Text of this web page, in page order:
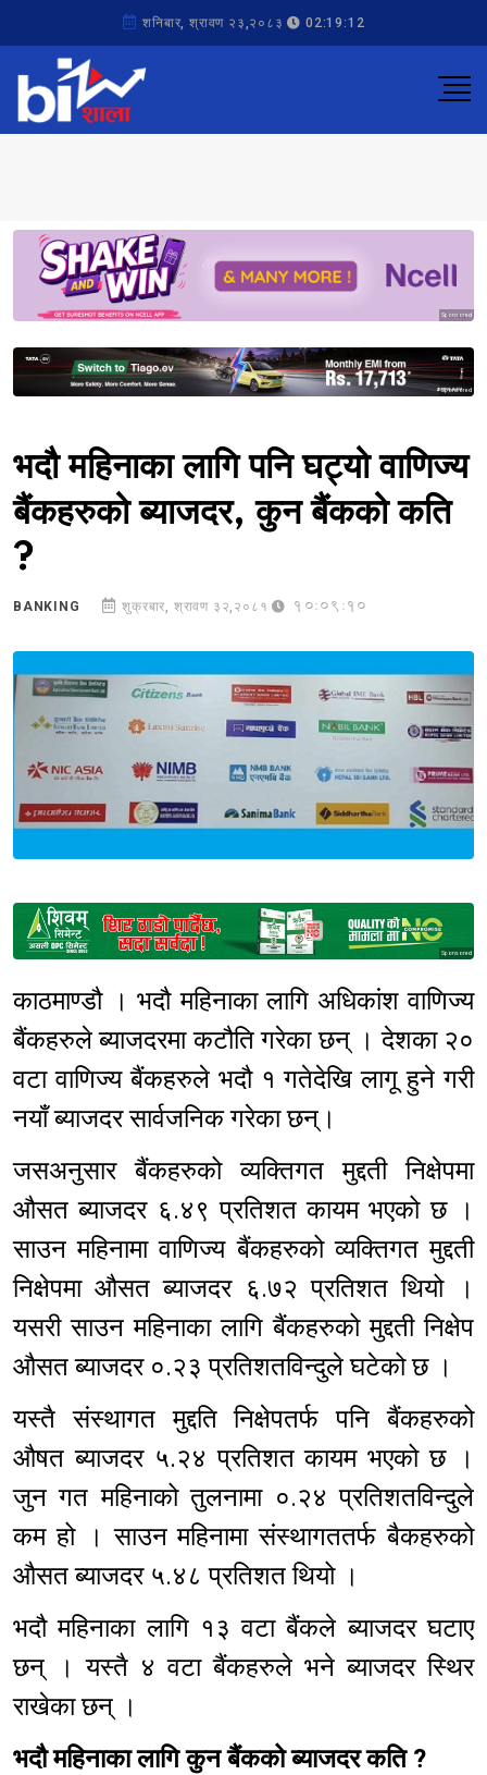
शनिबार, श्रावण २३,२०८३ 02:19:12
Sponsored
Sponsored
भदौ महिनाका लागि पनि घट्यो वाणिज्य
बैंकहरुको ब्याजदर, कुन बैंकको कति
?
BANKING शुक्रबार, श्रावण ३२,२०८१ 10:09:10
Sponsored
काठमाण्डौ । भदौ महिनाका लागि अधिकांश वाणिज्य
बैंकहरुले ब्याजदरमा कटौति गरेका छन् । देशका २०
वटा वाणिज्य बैंकहरुले भदौ १ गतेदेखि लागू हुने गरी
नयाँ ब्याजदर सार्वजनिक गरेका छन्।
जसअनुसार बैंकहरुको व्यक्तिगत मुद्दती निक्षेपमा
औसत ब्याजदर ६.४९ प्रतिशत कायम भएको छ ।
साउन महिनामा वाणिज्य बैंकहरुको व्यक्तिगत मुद्दती
निक्षेपमा औसत ब्याजदर ६.७२ प्रतिशत थियो ।
यसरी साउन महिनाका लागि बैंकहरुको मुद्दती निक्षेप
औसत ब्याजदर ०.२३ प्रतिशतविन्दुले घटेको छ ।
यस्तै संस्थागत मुद्दति निक्षेपतर्फ पनि बैंकहरुको
औषत ब्याजदर ५.२४ प्रतिशत कायम भएको छ ।
जुन गत महिनाको तुलनामा ०.२४ प्रतिशतविन्दुले
कम हो । साउन महिनामा संस्थागततर्फ बैकहरुको
औसत ब्याजदर ५.४८ प्रतिशत थियो ।
भदौ महिनाका लागि १३ वटा बैंकले ब्याजदर घटाए
छन् । यस्तै ४ वटा बैंकहरुले भने ब्याजदर स्थिर
राखेका छन् ।
भदौ महिनाका लागि कुन बैंकको ब्याजदर कति ?